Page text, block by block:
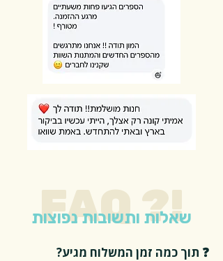
FAQ ?!
שאלות ותשובות נפוצות
❓ תוך כמה זמן המשלוח מגיע?